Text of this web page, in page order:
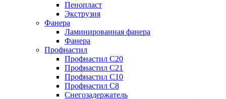
Пенопласт
Экструзия
Фанера
Ламинированная фанера
Фанера
Профнастил
Профнастил С20
Профнастил С21
Профнастил С10
Профнастил С8
Снегозадержатель